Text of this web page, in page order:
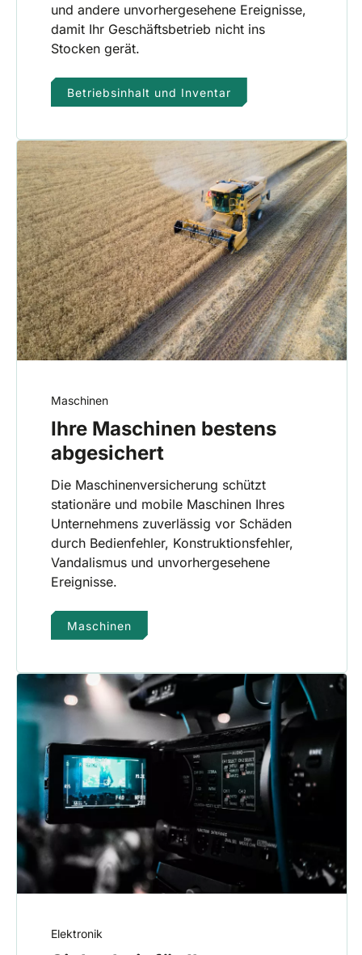
und andere unvorhergesehene Ereignisse,
damit Ihr Geschäftsbetrieb nicht ins
Stocken gerät.
Betriebsinhalt und Inventar
Maschinen
Ihre Maschinen bestens
abgesichert
Die Maschinenversicherung schützt
stationäre und mobile Maschinen Ihres
Unternehmens zuverlässig vor Schäden
durch Bedienfehler, Konstruktionsfehler,
Vandalismus und unvorhergesehene
Ereignisse.
Maschinen
Elektronik